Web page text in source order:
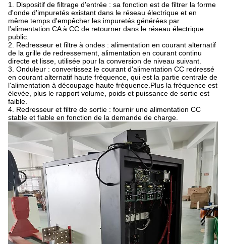
1. Dispositif de filtrage d'entrée : sa fonction est de filtrer la forme
d'onde d'impuretés existant dans le réseau électrique et en
même temps d'empêcher les impuretés générées par
l'alimentation CA à CC de retourner dans le réseau électrique
public.
2. Redresseur et filtre à ondes : alimentation en courant alternatif
de la grille de redressement, alimentation en courant continu
directe et lisse, utilisée pour la conversion de niveau suivant.
3. Onduleur : convertissez le courant d'alimentation CC redressé
en courant alternatif haute fréquence, qui est la partie centrale de
l'alimentation à découpage haute fréquence.Plus la fréquence est
élevée, plus le rapport volume, poids et puissance de sortie est
faible.
4. Redresseur et filtre de sortie : fournir une alimentation CC
stable et fiable en fonction de la demande de charge.